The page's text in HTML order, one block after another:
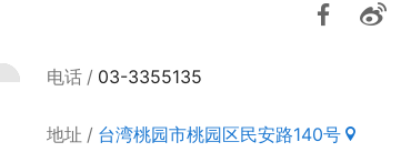
电话 03-3355135
地址 台湾桃园市桃园区民安路140号